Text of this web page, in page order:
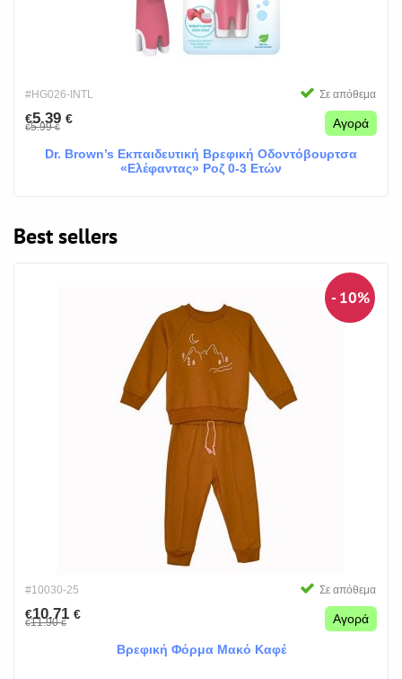
#HG026-INTL Σε απόθεμα
€5.39 €
€5.99€ Αγορά
Dr. Brown’s Εκπαιδευτική Βρεφική Οδοντόβουρτσα
«Ελέφαντας» Ροζ 0-3 Ετών
Best sellers
- 10%
#10030-25 Σε απόθεμα
€10.71 €
€11.90€ Αγορά
Βρεφική Φόρμα Μακό Καφέ